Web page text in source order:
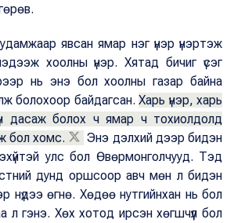
явсан ямар нэг үнэр үнэртэж
хоолны үнэр. Хятад бичиг үсэг
нь энэ бол хоолны газар байна
болохоор байдагсан. Харь үнэр, харь
дасаж болох ч ямар ч тохиолдолд
бол хомс.
Энэ дэлхий дээр бидэн
улс бол Өвөрмонголчууд. Тэд
дунд оршсоор авч мөн л бидэн
нүдээ өгнө. Хөдөө нутгийнхан нь бол
л гэнэ. Хөх хотод ирсэн хөгшчүүл бол